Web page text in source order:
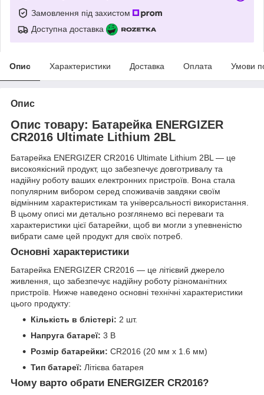
Замовлення під захистом
Доступна доставка
Опис Характеристики Доставка Оплата Умови
Опис
Опис товару: Батарейка ENERGIZER
CR2016 Ultimate Lithium 2BL
Батарейка ENERGIZER CR2016 Ultimate Lithium 2BL — це
високоякісний продукт, що забезпечує довготривалу та
надійну роботу ваших електронних пристроїв. Вона стала
популярним вибором серед споживачів завдяки своїм
відмінним характеристикам та універсальності використання.
В цьому описі ми детально розглянемо всі переваги та
характеристики цієї батарейки, щоб ви могли з упевненістю
вибрати саме цей продукт для своїх потреб.
Основні характеристики
Батарейка ENERGIZER CR2016 — це літієвий джерело
живлення, що забезпечує надійну роботу різноманітних
пристроїв. Нижче наведено основні технічні характеристики
цього продукту:
Кількість в блістері: 2 шт.
Напруга батареї: 3 В
Розмір батарейки: CR2016 (20 мм x 1.6 мм)
Тип батареї: Літієва батарея
Чому варто обрати ENERGIZER CR2016?